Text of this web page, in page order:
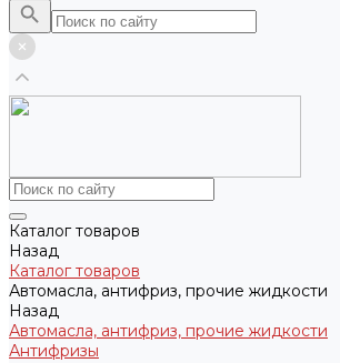
Каталог товаров
Назад
Каталог товаров
Автомасла, антифриз, прочие жидкости
Назад
Автомасла, антифриз, прочие жидкости
Антифризы